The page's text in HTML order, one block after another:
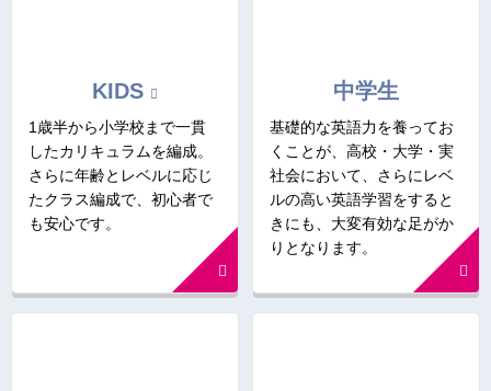
KIDS
1歳半から小学校まで一貫
したカリキュラムを編成。
さらに年齢とレベルに応じ
たクラス編成で、初心者で
も安心です。
中学生
基礎的な英語力を養ってお
くことが、高校・大学・実
社会において、さらにレベ
ルの高い英語学習をすると
きにも、大変有効な足がか
りとなります。